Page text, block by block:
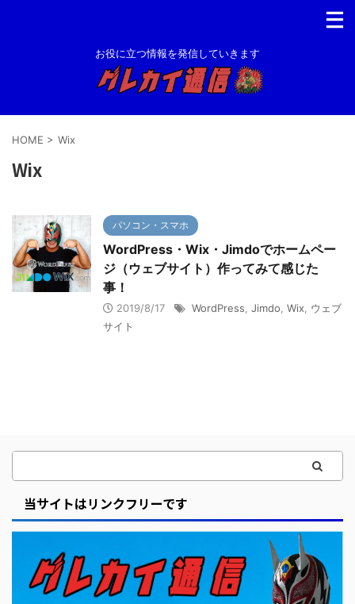
お役に立つ情報を発信していきます
HOME > Wix
Wix
パソコン・スマホ
WordPress・Wix・Jimdoでホームペー
ジ（ウェブサイト）作ってみて感じた
事！
2019/8/17 WordPress Jimdo Wix
ウェブ
サイト
当サイトはリンクフリーです